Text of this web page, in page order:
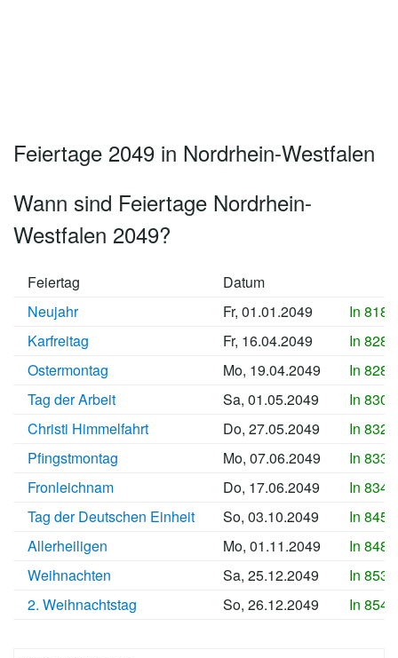
Feiertage 2049 in Nordrhein-Westfalen
Wann sind Feiertage Nordrhein-
Westfalen 2049?
Feiertag
Datum
Neujahr
Fr, 01.01.2049
In
Karfreitag
Fr, 16.04.2049
In
Ostermontag
Mo, 19.04.2049
In
Tag der Arbeit
Sa, 01.05.2049
In
Christi Himmelfahrt
Do, 27.05.2049
In
Pfingstmontag
Mo, 07.06.2049
In
Fronleichnam
Do, 17.06.2049
In
Tag der Deutschen Einheit
So, 03.10.2049
In
Allerheiligen
Mo, 01.11.2049
In
Weihnachten
Sa, 25.12.2049
In
2. Weihnachtstag
So, 26.12.2049 In